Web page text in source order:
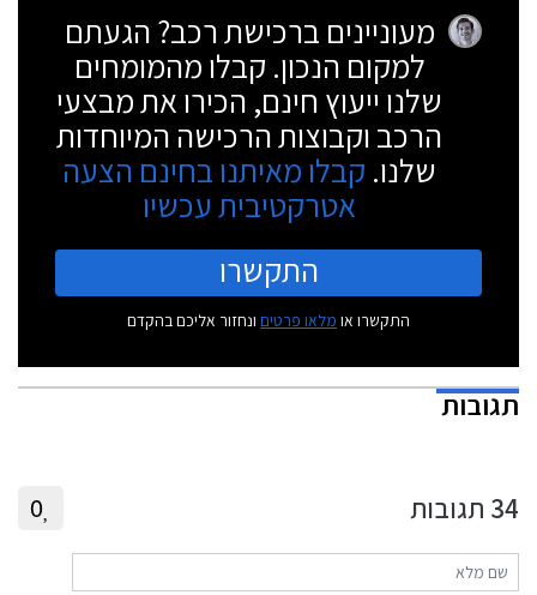
מעוניינים ברכישת רכב? הגעתם
למקום הנכון. קבלו מהמומחים
שלנו ייעוץ חינם, הכירו את מבצעי
הרכב וקבוצות הרכישה המיוחדות
שלנו. קבלו מאיתנו בחינם הצעה
אטרקטיבית עכשיו
התקשרו
התקשרו או מלאו פרטים ונחזור אליכם בהקדם
תגובות
34 תגובות 0